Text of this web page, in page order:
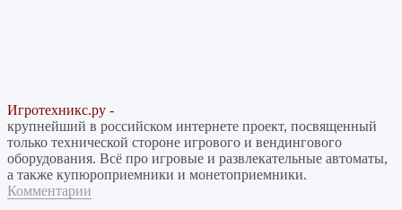
Игротехникс.ру -
крупнейший в российском интернете проект, посвященный
только технической стороне игрового и вендингового
оборудования. Всё про игровые и развлекательные автоматы,
а также купюроприемники и монетоприемники.
Комментарии